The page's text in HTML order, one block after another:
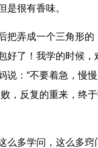
是很有香味。
弄成一个三角形的
好了！我学的时候，
：“不要着急，慢
，反复的重来，终
么多学问，这么多